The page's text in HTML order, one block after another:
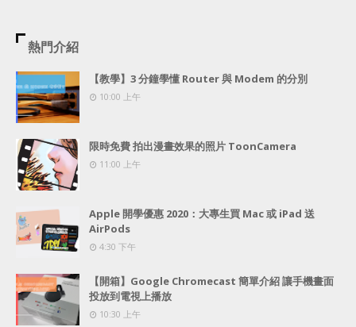
熱門介紹
【教學】3 分鐘學懂 Router 與 Modem 的分別
10:00 上午
限時免費 拍出漫畫效果的照片 ToonCamera
11:00 上午
Apple 開學優惠 2020：大專生買 Mac 或 iPad 送
AirPods
4:30 下午
【開箱】Google Chromecast 簡單介紹 讓手機畫面
投放到電視上播放
10:30 上午